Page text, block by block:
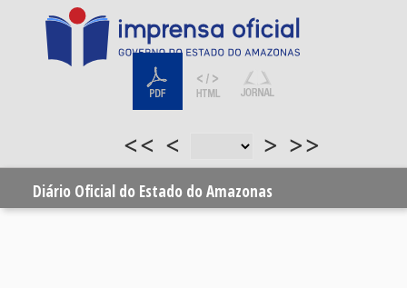
<< < > >>
Diário Oficial do Estado do Amazonas